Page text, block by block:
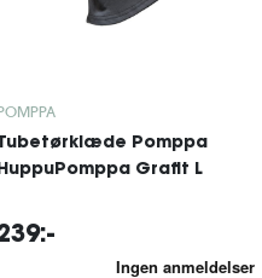
Pomppa
Grafit L